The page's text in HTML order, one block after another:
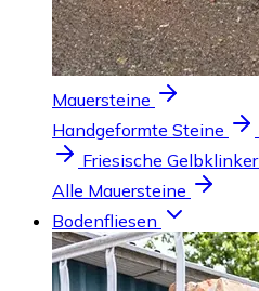
Mauersteine
Handgeformte Steine
Friesische Gelbklinker
Alle Mauersteine
Bodenfliesen